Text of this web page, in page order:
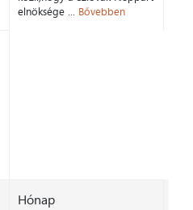
elnöksége ... Bővebben
Hónap